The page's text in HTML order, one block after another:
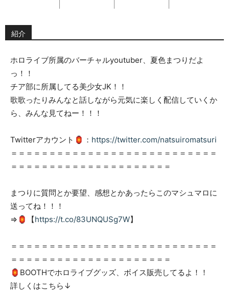
紹介
ホロライブ所属のバーチャルyoutuber、夏色まつりだよ
っ！！
チア部に所属してる美少女JK！！
歌歌ったりみんなと話しながら元気に楽しく配信していくか
ら、みんな見てねー！！！
Twitterアカウント🏮： https://twitter.com/natsuiromatsuri
＝＝＝＝＝＝＝＝＝＝＝＝＝＝＝＝＝＝＝＝＝＝＝＝＝＝＝
＝＝＝＝＝＝＝＝＝＝＝＝＝＝＝＝＝＝＝＝＝
まつりに質問とか要望、感想とかあったらこのマシュマロに
送ってね！！！
⇒🏮【https://t.co/83UNQUSg7W】
＝＝＝＝＝＝＝＝＝＝＝＝＝＝＝＝＝＝＝＝＝＝＝＝＝＝＝
＝＝＝＝＝＝＝＝＝＝＝＝＝＝＝＝＝＝＝＝＝
🏮BOOTHでホロライブグッズ、ボイス販売してるよ！！
詳しくはこちら↓